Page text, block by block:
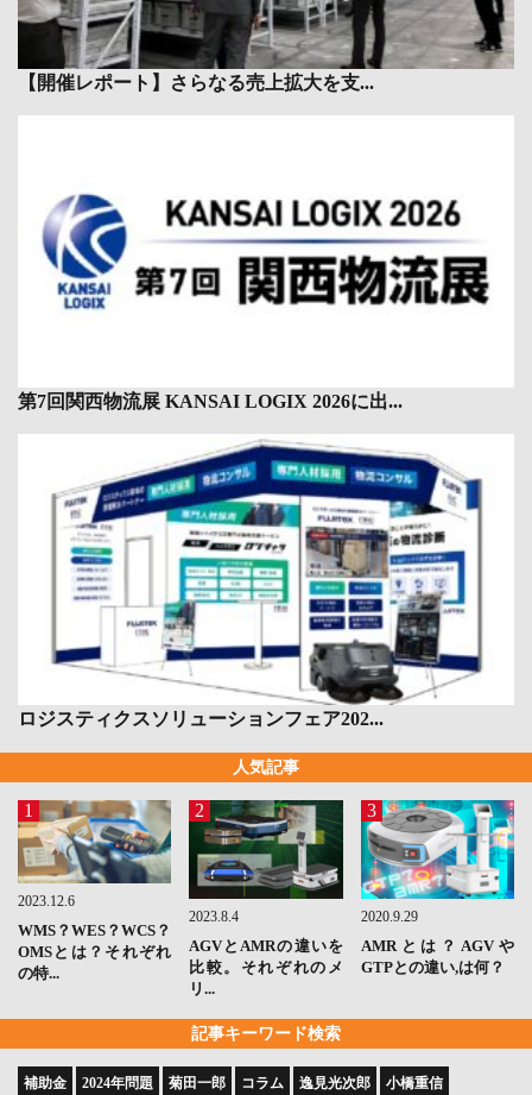
【開催レポート】さらなる売上拡大を支...
第7回関西物流展 KANSAI LOGIX 2026に出...
ロジスティクスソリューションフェア202...
人気記事
1
2023.12.6
WMS？WES？WCS？
OMSとは？それぞれ
の特...
2
2023.8.4
AGVとAMRの違いを
比較。それぞれのメ
リ...
3
2020.9.29
AMRとは？AGVや
GTPとの違い,は何？
記事キーワード検索
補助金 2024年問題 菊田一郎 コラム 逸見光次郎 小橋重信